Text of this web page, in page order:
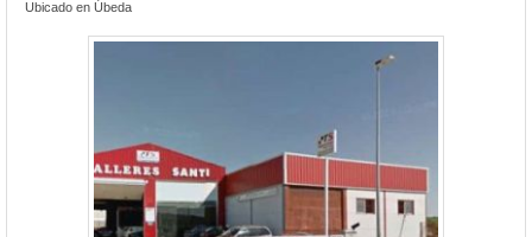
Ubicado en Úbeda